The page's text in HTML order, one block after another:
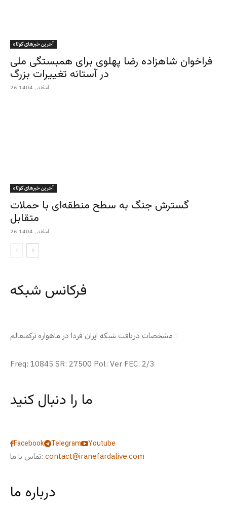
آخرین خبرهای کوتاه
فراخوان شاهزاده رضا پهلوی برای همبستگی ملی
در آستانه تغییرات بزرگ
26 اسفند , 1404
آخرین خبرهای کوتاه
گسترش جنگ به سطح منطقه‌ای با حملات
متقابل
26 اسفند , 1404
فرکانس شبکه
مشخصات دریافت شبکه ایران فردا در ماهواره ترکمنعالم :
Freq: 10845 SR: 27500 Pol: Ver FEC: 2/3
ما را دنبال کنید
Facebook Telegram
Youtube
تماس با ما: contact@iranefardalive.com
درباره ما